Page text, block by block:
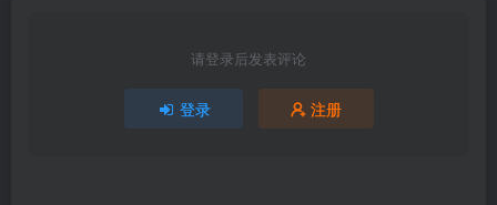
请登录后发表评论
登录 注册